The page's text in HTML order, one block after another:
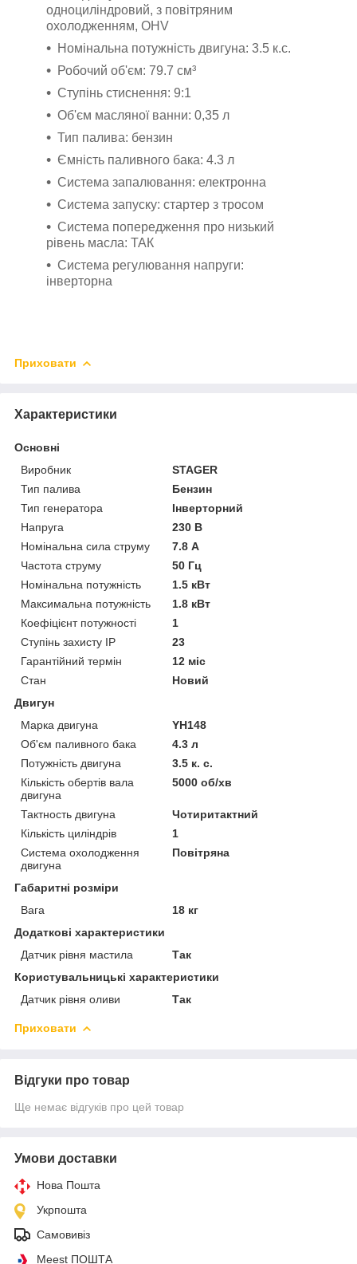
одноциліндровий, з повітряним
охолодженням, OHV
Номінальна потужність двигуна: 3.5 к.с.
Робочий об'єм: 79.7 см³
Ступінь стиснення: 9:1
Об'єм масляної ванни: 0,35 л
Тип палива: бензин
Ємність паливного бака: 4.3 л
Система запалювання: електронна
Система запуску: стартер з тросом
Система попередження про низький
рівень масла: ТАК
Система регулювання напруги:
інверторна
Приховати
Характеристики
Основні
Виробник
STAGER
Тип палива
Бензин
Тип генератора
Інверторний
Напруга
230 В
Номінальна сила струму
7.8 А
Частота струму
50 Гц
Номінальна потужність
1.5 кВт
Максимальна потужність
1.8 кВт
Коефіцієнт потужності
1
Ступінь захисту IP
23
Гарантійний термін
12 міс
Стан
Новий
Двигун
Марка двигуна
YH148
Об'єм паливного бака
4.3 л
Потужність двигуна
3.5 к. с.
Кількість обертів вала
двигуна
5000 об/хв
Тактность двигуна
Чотиритактний
Кількість циліндрів
1
Система охолодження
двигуна
Повітряна
Габаритні розміри
Вага
18 кг
Додаткові характеристики
Датчик рівня мастила
Так
Користувальницькі характеристики
Датчик рівня оливи
Так
Приховати
Відгуки про товар
Ще немає відгуків про цей товар
Умови доставки
Нова Пошта
Укрпошта
Самовивіз
Meest ПОШТА